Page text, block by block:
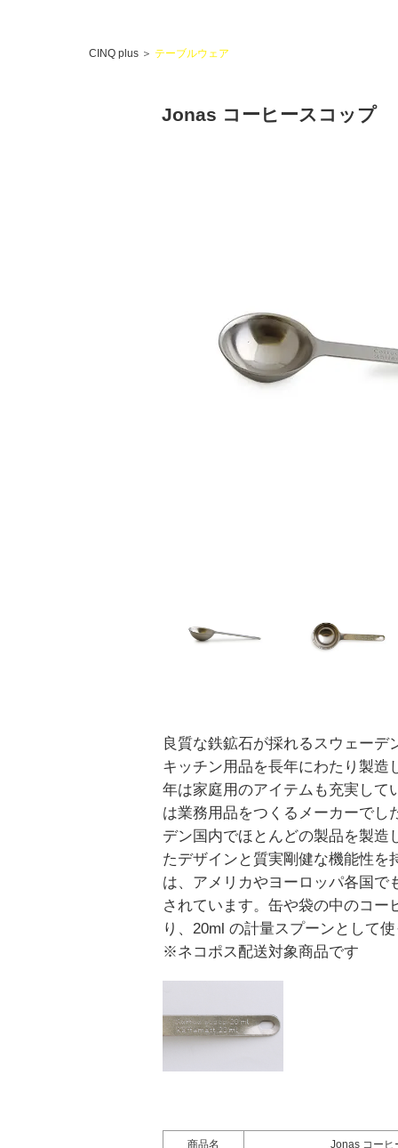
CINQ plus ＞ テーブルウェア
Jonas コーヒースコップ
良質な鉄鉱石が採れるスウェーデ
キッチン用品を長年にわたり製造
年は家庭用のアイテムも充実して
は業務用品をつくるメーカーでし
デン国内でほとんどの製品を製造
たデザインと質実剛健な機能性を
は、アメリカやヨーロッパ各国で
されています。缶や袋の中のコー
り、20ml の計量スプーンとして
※ネコポス配送対象商品です
商品名 Jonas コーヒ